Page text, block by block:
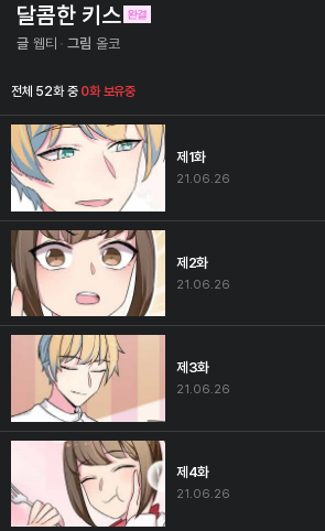
달콤한 키스
글 웹티 그림 올코
전체 52화 중 0화 보유중
제1화
21.06.26
제2화
21.06.26
제3화
21.06.26
제4화
21.06.26